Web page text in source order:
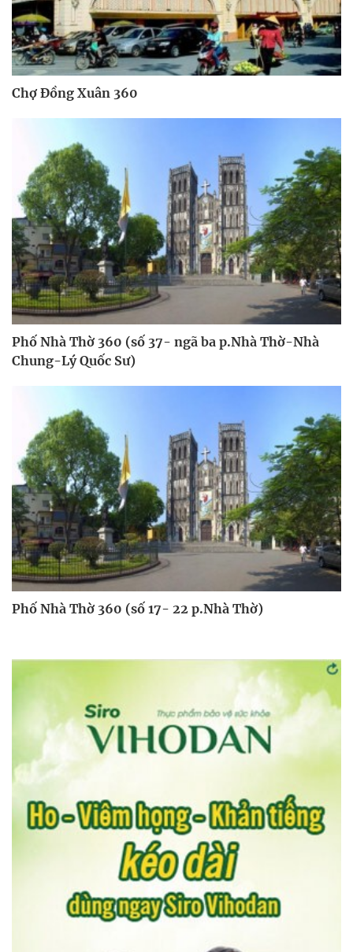
Chợ Đồng Xuân 360
Phố Nhà Thờ 360 (số 37- ngã ba p.Nhà Thờ-Nhà
Chung-Lý Quốc Sư)
Phố Nhà Thờ 360 (số 17- 22 p.Nhà Thờ)